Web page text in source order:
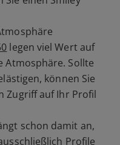
legen viel Wert auf
Atmosphäre. Sollte
können Sie
Zugriff auf Ihr Profil
schon damit an,
Profile